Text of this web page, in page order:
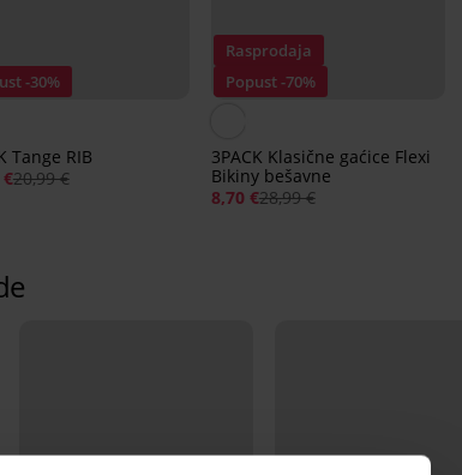
-30%
Tange RIB
€20,99 €
Rasprodaja
Popust -70%
3PACK Klasične gaćice Flexi
Bikiny bešavne
8,70 €28,99 €